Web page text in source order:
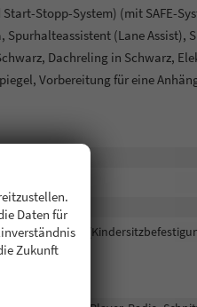
Stopp-System) (mit SAFE-
Spurhalteassistent (Lane Assist),
Dachreling in Schwarz,
Vorbereitung für eine
Isofix
Daten für
Zukunft